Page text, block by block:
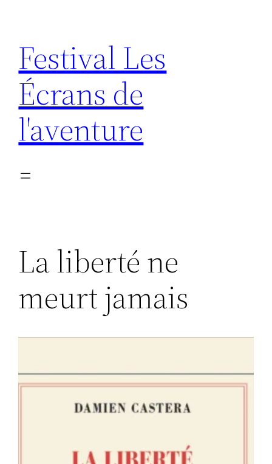
contenu
Festival Les
Écrans de
l'aventure
La liberté ne
meurt jamais